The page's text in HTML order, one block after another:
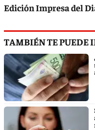
Edición Impresa del
TAMBIÉN TE PUEDE